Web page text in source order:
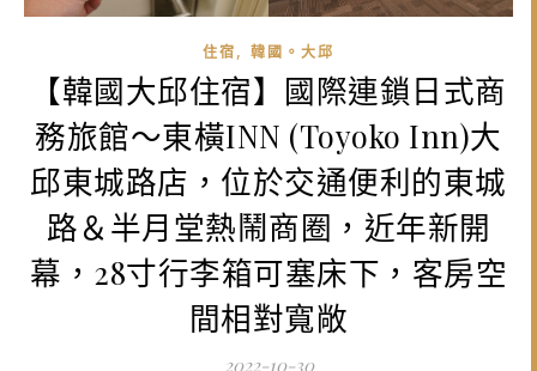
住宿, 韓國。大邱
【韓國大邱住宿】國際連鎖日式商
務旅館～東橫INN (Toyoko Inn)大
邱東城路店，位於交通便利的東城
路＆半月堂熱鬧商圈，近年新開
幕，28寸行李箱可塞床下，客房空
間相對寬敞
2022-10-30